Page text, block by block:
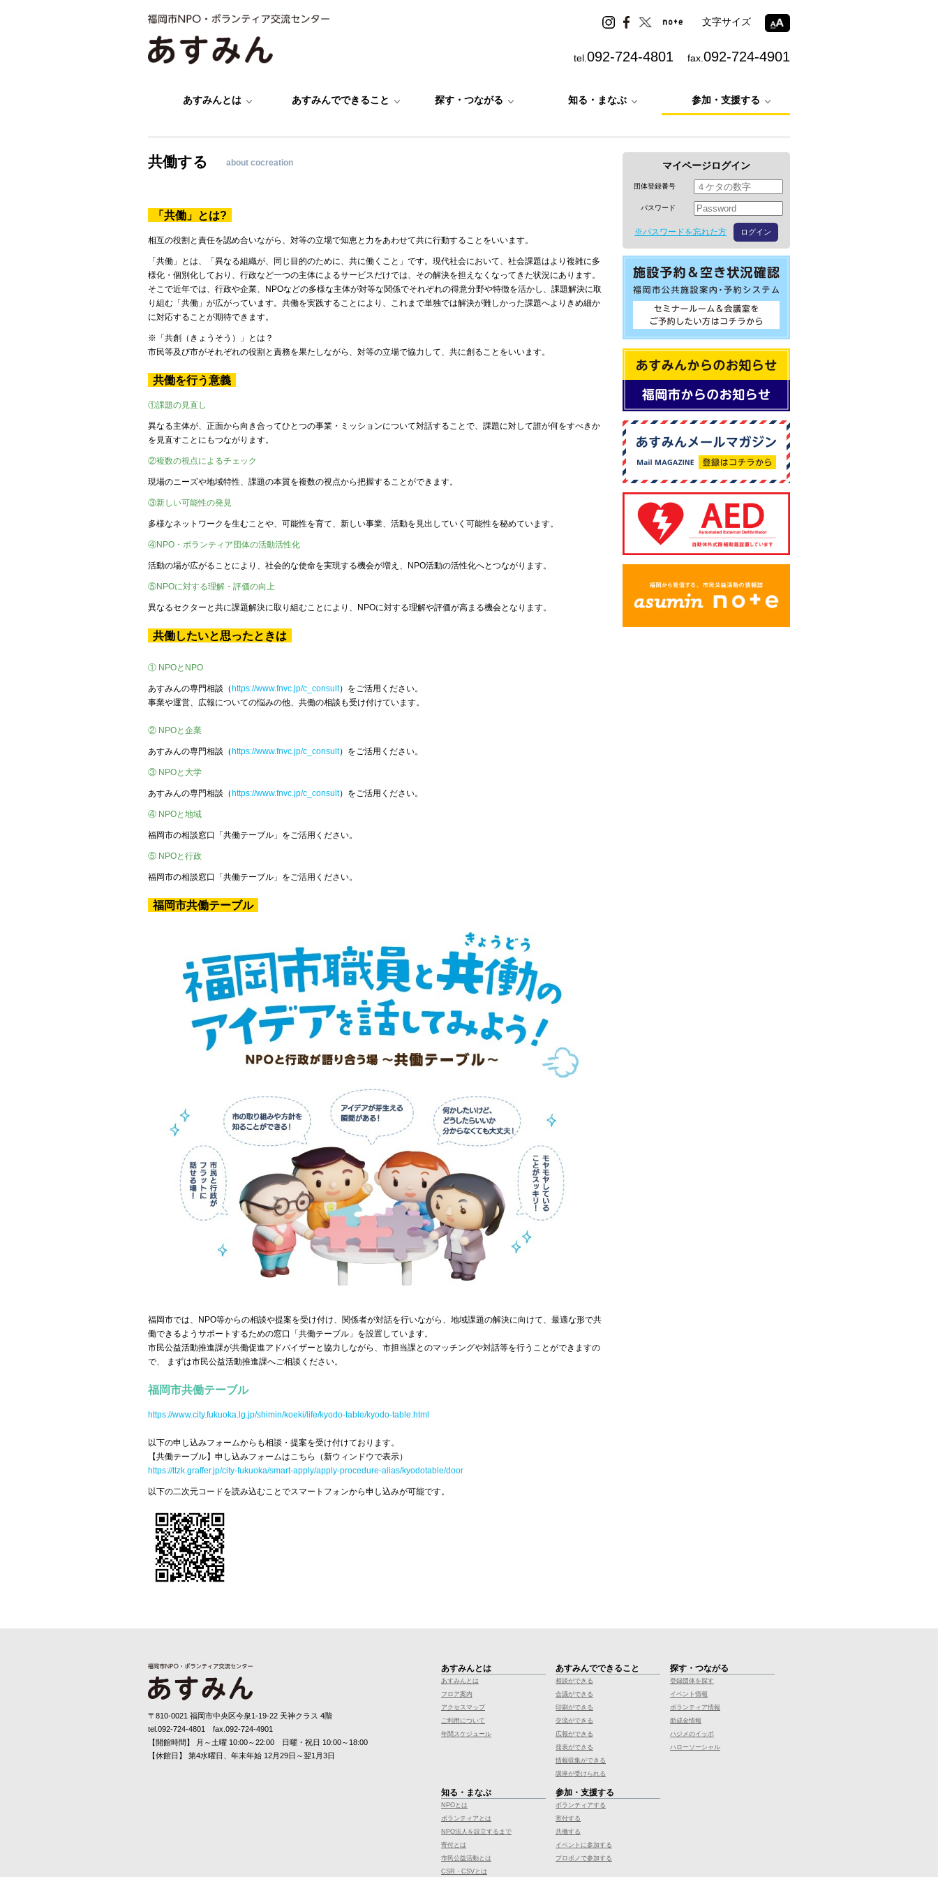
文字サイズ
tel. 092-724-4801 fax. 092-724-4901
あすみんとは あすみんでできること 探す・つながる 知る・まなぶ 参加・支援する
共働する about cocreation
「共働」とは?
相互の役割と責任を認め合いながら、対等の立場で知恵と力をあわせて共に行動することをいいます。
「共働」とは、「異なる組織が、同じ目的のために、共に働くこと」です。現代社会において、社会課題はより複雑に多
様化・個別化しており、行政など一つの主体によるサービスだけでは、その解決を担えなくなってきた状況にあります。
そこで近年では、行政や企業、NPOなどの多様な主体が対等な関係でそれぞれの得意分野や特徴を活かし、課題解決に取
り組む「共働」が広がっています。共働を実践することにより、これまで単独では解決が難しかった課題へよりきめ細か
に対応することが期待できます。
※「共創（きょうそう）」とは？
市民等及び市がそれぞれの役割と責務を果たしながら、対等の立場で協力して、共に創ることをいいます。
共働を行う意義
①課題の見直し
異なる主体が、正面から向き合ってひとつの事業・ミッションについて対話することで、課題に対して誰が何をすべきか
を見直すことにもつながります。
②複数の視点によるチェック
現場のニーズや地域特性、課題の本質を複数の視点から把握することができます。
③新しい可能性の発見
多様なネットワークを生むことや、可能性を育て、新しい事業、活動を見出していく可能性を秘めています。
④NPO・ボランティア団体の活動活性化
活動の場が広がることにより、社会的な使命を実現する機会が増え、NPO活動の活性化へとつながります。
⑤NPOに対する理解・評価の向上
異なるセクターと共に課題解決に取り組むことにより、NPOに対する理解や評価が高まる機会となります。
共働したいと思ったときは
① NPOとNPO
あすみんの専門相談（ https://www.fnvc.jp/c_consult）をご活用ください。
事業や運営、広報についての悩みの他、共働の相談も受け付けています。
② NPOと企業
あすみんの専門相談（ https://www.fnvc.jp/c_consult）をご活用ください。
③ NPOと大学
あすみんの専門相談（ https://www.fnvc.jp/c_consult）をご活用ください。
④ NPOと地域
福岡市の相談窓口「共働テーブル」をご活用ください。
⑤ NPOと行政
福岡市の相談窓口「共働テーブル」をご活用ください。
福岡市共働テーブル
福岡市では、NPO等からの相談や提案を受け付け、関係者が対話を行いながら、地域課題の解決に向けて、最適な形で共
働できるようサポートするための窓口「共働テーブル」を設置しています。
市民公益活動推進課が共働促進アドバイザーと協力しながら、市担当課とのマッチングや対話等を行うことができますの
で、 まずは市民公益活動推進課へご相談ください。
福岡市共働テーブル
https://www.city.fukuoka.lg.jp/shimin/koeki/life/kyodo-table/kyodo-table.html
以下の申し込みフォームからも相談・提案を受け付けております。
【共働テーブル】申し込みフォームはこちら（新ウィンドウで表示）
https://ttzk.graffer.jp/city-fukuoka/smart-apply/apply-procedure-alias/kyodotable/door
以下の二次元コードを読み込むことでスマートフォンから申し込みが可能です。
マイページログイン
団体登録番号
パスワード
※パスワードを忘れた方 ログイン
〒810-0021 福岡市中央区今泉1-19-22 天神クラス 4階
tel.092-724-4801 fax.092-724-4901
【開館時間】 月～土曜 10:00～22:00 日曜・祝日 10:00～18:00
【休館日】 第4水曜日、年末年始 12月29日～翌1月3日
あすみんとは
あすみんとは
フロア案内
アクセスマップ
ご利用について
年間スケジュール
あすみんでできること
相談ができる
会議ができる
印刷ができる
交流ができる
広報ができる
発表ができる
情報収集ができる
講座が受けられる
探す・つながる
登録団体を探す
イベント情報
ボランティア情報
助成金情報
ハジメのイッポ
ハローソーシャル
知る・まなぶ
NPOとは
ボランティアとは
NPO法人を設立するまで
寄付とは
市民公益活動とは
CSR・CSVとは
参加・支援する
ボランティアする
寄付する
共働する
イベントに参加する
プロボノで参加する